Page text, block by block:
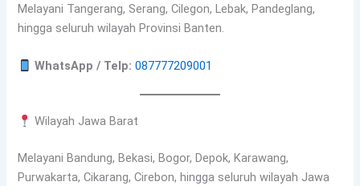
Melayani Tangerang, Serang, Cilegon, Lebak, Pandeglang,
hingga seluruh wilayah Provinsi Banten.
WhatsApp / Telp: 087777209001
Wilayah Jawa Barat
Melayani Bandung, Bekasi, Bogor, Depok, Karawang,
Purwakarta, Cikarang, Cirebon, hingga seluruh wilayah Jawa